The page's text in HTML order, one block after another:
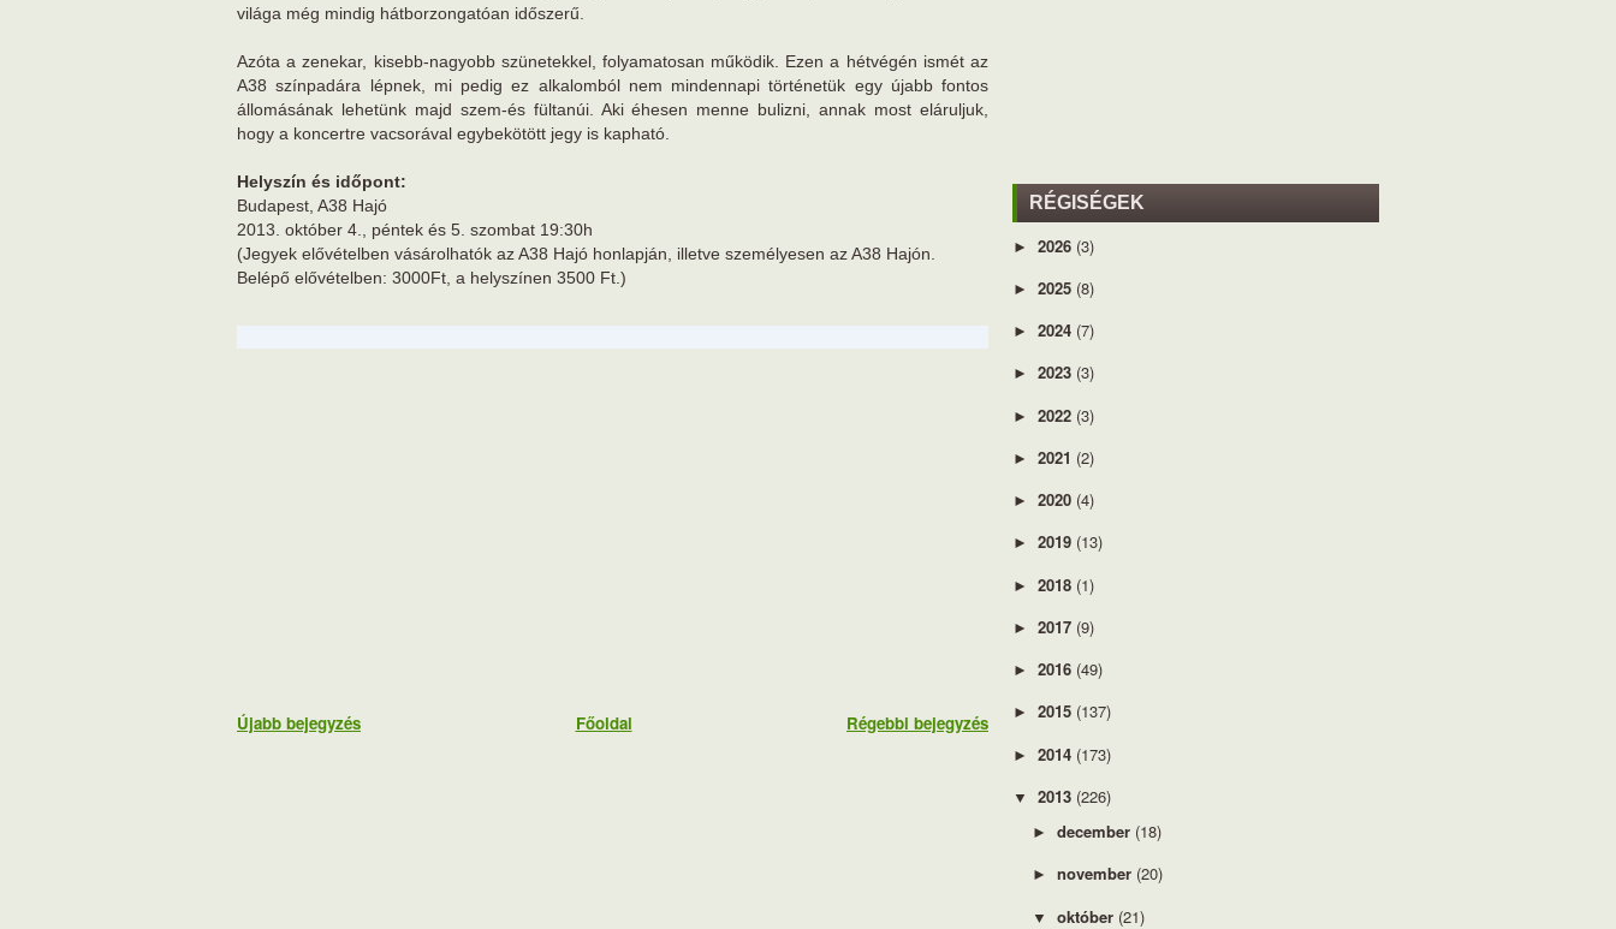
világa még mindig hátborzongatóan időszerű.
Azóta a zenekar, kisebb-nagyobb szünetekkel, folyamatosan működik. Ezen a hétvégén ismét az
A38 színpadára lépnek, mi pedig ez alkalomból nem mindennapi történetük egy újabb fontos
állomásának lehetünk majd szem-és fültanúi. Aki éhesen menne bulizni, annak most eláruljuk,
hogy a koncertre vacsorával egybekötött jegy is kapható.
Helyszín és időpont:
Budapest, A38 Hajó
2013. október 4., péntek és 5. szombat 19:30h
(Jegyek elővételben vásárolhatók az A38 Hajó honlapján, illetve személyesen az A38 Hajón.
Belépő elővételben: 3000Ft, a helyszínen 3500 Ft.)
Újabb bejegyzés Régebbi bejegyzés
Főoldal
RÉGISÉGEK
► 2026 (3)
► 2025 (8)
► 2024 (7)
► 2023 (3)
► 2022 (3)
► 2021 (2)
► 2020 (4)
► 2019 (13)
► 2018 (1)
► 2017 (9)
► 2016 (49)
► 2015 (137)
► 2014 (173)
▼ 2013 (226)
► december (18)
► november (20)
▼ október (21)